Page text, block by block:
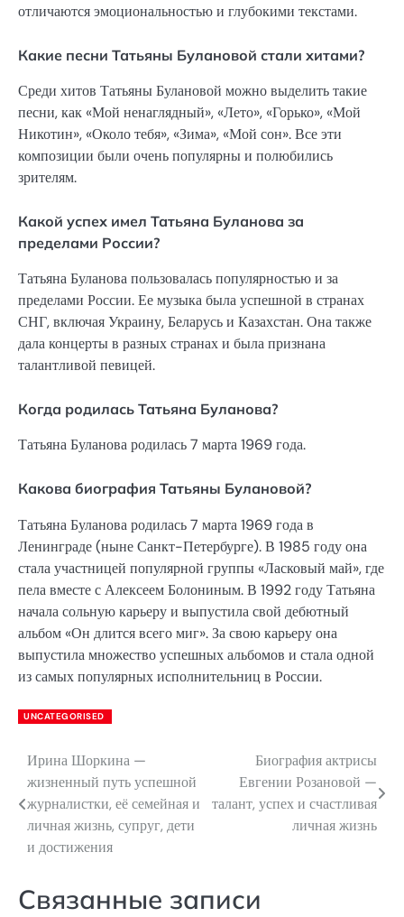
отличаются эмоциональностью и глубокими текстами.
Какие песни Татьяны Булановой стали хитами?
Среди хитов Татьяны Булановой можно выделить такие
песни, как «Мой ненаглядный», «Лето», «Горько», «Мой
Никотин», «Около тебя», «Зима», «Мой сон». Все эти
композиции были очень популярны и полюбились
зрителям.
Какой успех имел Татьяна Буланова за
пределами России?
Татьяна Буланова пользовалась популярностью и за
пределами России. Ее музыка была успешной в странах
СНГ, включая Украину, Беларусь и Казахстан. Она также
дала концерты в разных странах и была признана
талантливой певицей.
Когда родилась Татьяна Буланова?
Татьяна Буланова родилась 7 марта 1969 года.
Какова биография Татьяны Булановой?
Татьяна Буланова родилась 7 марта 1969 года в
Ленинграде (ныне Санкт-Петербурге). В 1985 году она
стала участницей популярной группы «Ласковый май», где
пела вместе с Алексеем Болониным. В 1992 году Татьяна
начала сольную карьеру и выпустила свой дебютный
альбом «Он длится всего миг». За свою карьеру она
выпустила множество успешных альбомов и стала одной
из самых популярных исполнительниц в России.
UNCATEGORISED
Навигация
по
записям
Ирина Шоркина —
жизненный путь успешной
журналистки, её семейная и
личная жизнь, супруг, дети
и достижения
Биография актрисы
Евгении Розановой —
талант, успех и счастливая
личная жизнь
Связанные записи